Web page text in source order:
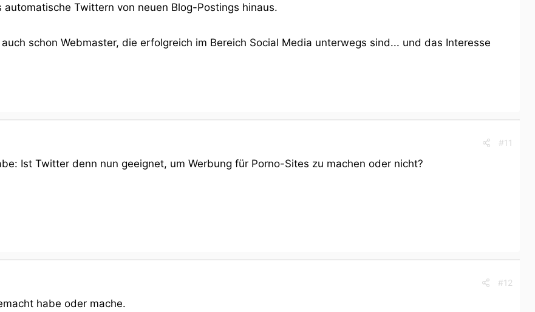
Twittern von neuen Blog-Postings hinaus.
schon Webmaster, die erfolgreich im Bereich Social Media unterwegs sind... und das Interesse
#11
Ist Twitter denn nun geeignet, um Werbung für Porno-Sites zu machen oder nicht?
#12
habe oder mache.